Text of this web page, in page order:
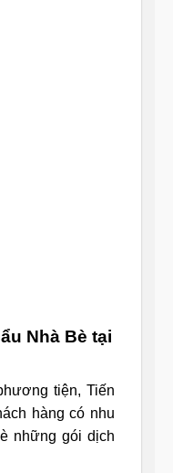
Nhà Bè tại
tiện, Tiến
hàng có nhu
những gói dịch